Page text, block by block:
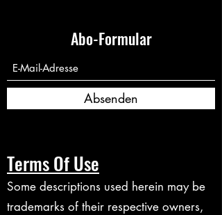
Abo-Formular
Absenden
Terms Of Use
Some descriptions used herein may be
trademarks of their respective owners,